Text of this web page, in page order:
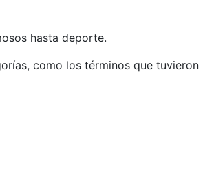
hasta deporte.
como los términos que tuvieron